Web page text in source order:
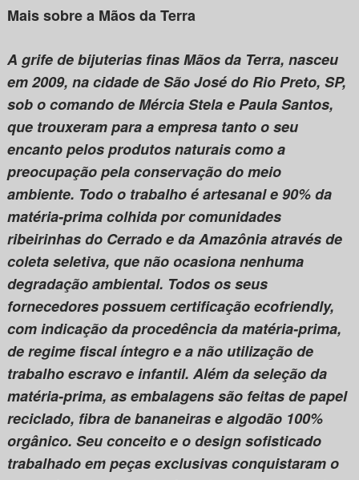
Mais sobre a Mãos da Terra
A grife de bijuterias finas Mãos da Terra, nasceu
em 2009, na cidade de São José do Rio Preto, SP,
sob o comando de Mércia Stela e Paula Santos,
que trouxeram para a empresa tanto o seu
encanto pelos produtos naturais como a
preocupação pela conservação do meio
ambiente. Todo o trabalho é artesanal e 90% da
matéria-prima colhida por comunidades
ribeirinhas do Cerrado e da Amazônia através de
coleta seletiva, que não ocasiona nenhuma
degradação ambiental. Todos os seus
fornecedores possuem certificação ecofriendly,
com indicação da procedência da matéria-prima,
de regime fiscal íntegro e a não utilização de
trabalho escravo e infantil. Além da seleção da
matéria-prima, as embalagens são feitas de papel
reciclado, fibra de bananeiras e algodão 100%
orgânico. Seu conceito e o design sofisticado
trabalhado em peças exclusivas conquistaram o